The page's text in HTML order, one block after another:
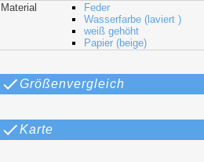
Material
Feder
Wasserfarbe (laviert )
weiß gehöht
Papier (beige)
Größenvergleich
Karte